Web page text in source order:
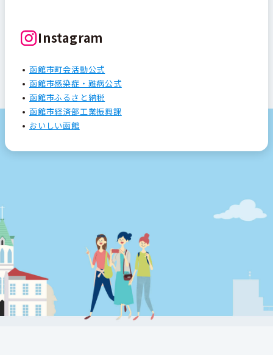
Instagram
函館市町会活動公式
函館市感染症・難病公式
函館市ふるさと納税
函館市経済部工業振興課
おいしい函館